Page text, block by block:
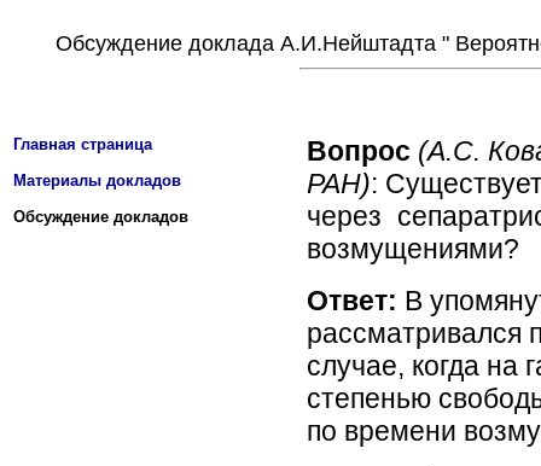
Обсуждение доклада А.И.Нейштадта "
Главная страница
Материалы докладов
Обсуждение докладов
Вопрос (А.С.
РАН):
через
возмущениями?
Ответ: В
рассматривался
случае, когда на
степенью
по времени